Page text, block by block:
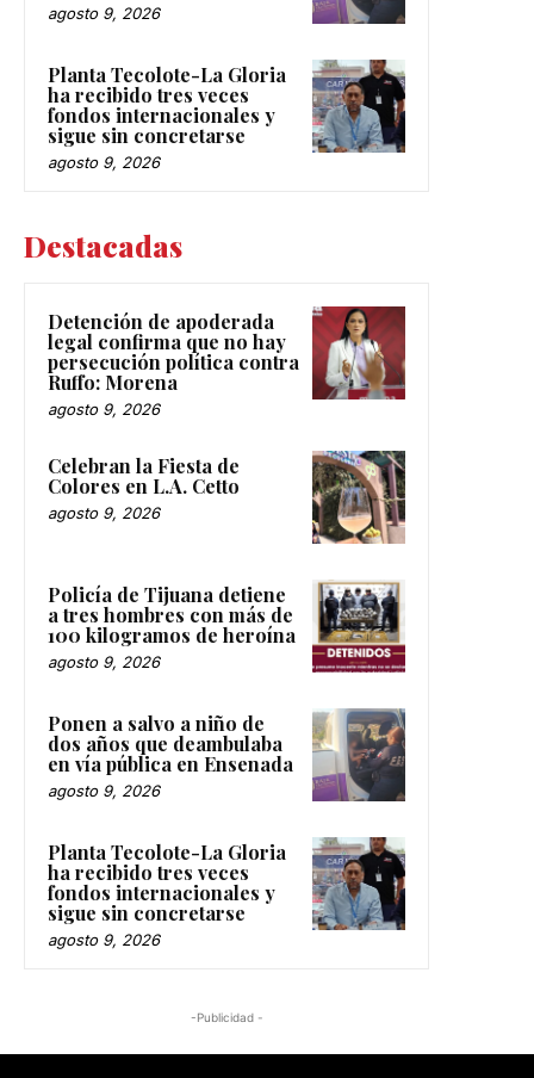
agosto 9, 2026
Planta Tecolote-La Gloria
ha recibido tres veces
fondos internacionales y
sigue sin concretarse
agosto 9, 2026
Destacadas
Detención de apoderada
legal confirma que no hay
persecución política contra
Ruffo: Morena
agosto 9, 2026
Celebran la Fiesta de
Colores en L.A. Cetto
agosto 9, 2026
Policía de Tijuana detiene
a tres hombres con más de
100 kilogramos de heroína
agosto 9, 2026
Ponen a salvo a niño de
dos años que deambulaba
en vía pública en Ensenada
agosto 9, 2026
Planta Tecolote-La Gloria
ha recibido tres veces
fondos internacionales y
sigue sin concretarse
agosto 9, 2026
-Publicidad -